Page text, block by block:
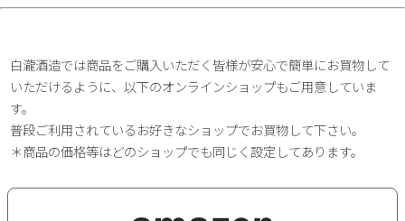
白瀧酒造では商品をご購入いただく皆様が安心で簡単にお買物して
いただけるように、以下のオンラインショップもご用意していま
す。
普段ご利用されているお好きなショップでお買物して下さい。
＊商品の価格等はどのショップでも同じく設定してあります。